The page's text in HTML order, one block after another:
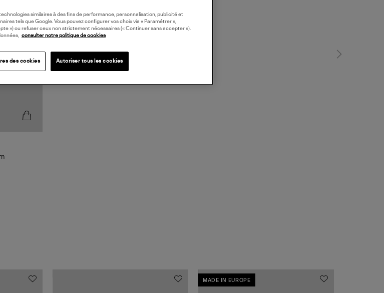
MADE IN EUROPE
similaires à des fins de performance, personnalisation, publicité et
tels que Google. Vous pouvez configurer vos choix via « Paramétrer »,
») ou refuser ceux non strictement nécessaires (« Continuer sans accepter »).
consulter notre politique de cookies
des cookies Autoriser tous les cookies